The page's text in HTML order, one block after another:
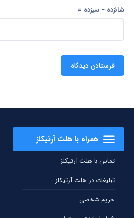
شانزده − سیزده =
همراه با هلث آرتیکلز
تماس با هلث آرتیکلز
تبلیغات در هلث آرتیکلز
حریم شخصی